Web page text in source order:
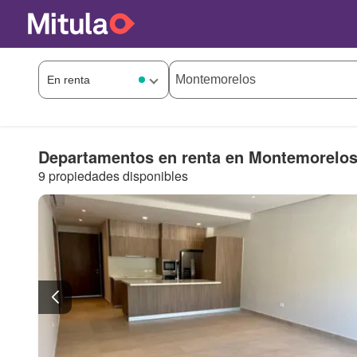
Departamentos en renta en Montemorelos
9 propiedades disponibles